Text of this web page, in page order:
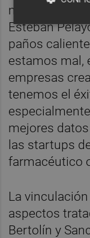
mucho
Esteban
paños
estamos mal,
empresas
tenemos el
mejores
las startups
farmacéutico
La
aspectos
Bertolín y